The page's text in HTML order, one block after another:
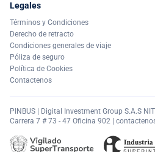
Legales
Términos y Condiciones
Derecho de retracto
Condiciones generales de viaje
Póliza de seguro
Política de Cookies
Contactenos
PINBUS | Digital Investment Group S.A.S
Carrera 7 # 73 - 47 Oficina 902 |